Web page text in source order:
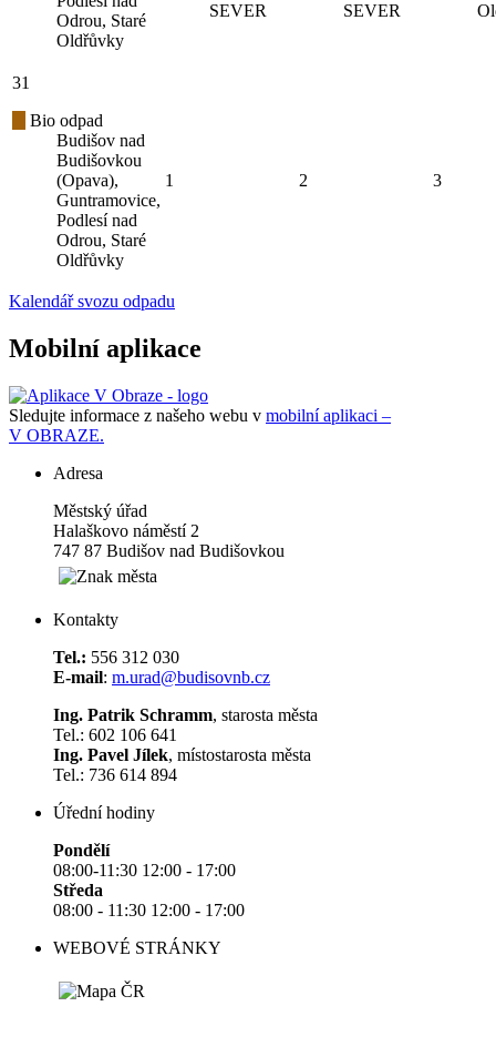
Odrou, Staré
Oldřůvky
SEVER SEVER
31
Bio odpad
Budišov nad
Budišovkou
(Opava),
Guntramovice,
Podlesí nad
Odrou, Staré
Oldřůvky
1 2 3
Kalendář svozu odpadu
Mobilní aplikace
Sledujte informace z našeho webu v mobilní aplikaci –
V OBRAZE.
Adresa
Městský úřad
Halaškovo náměstí 2
747 87 Budišov nad Budišovkou
Kontakty
Tel.: 556 312 030
E-mail: m.urad@budisovnb.cz
Ing. Patrik Schramm, starosta města
Tel.: 602 106 641
Ing. Pavel Jílek, místostarosta města
Tel.: 736 614 894
Úřední hodiny
Pondělí
08:00-11:30 12:00 - 17:00
Středa
08:00 - 11:30 12:00 - 17:00
WEBOVÉ STRÁNKY